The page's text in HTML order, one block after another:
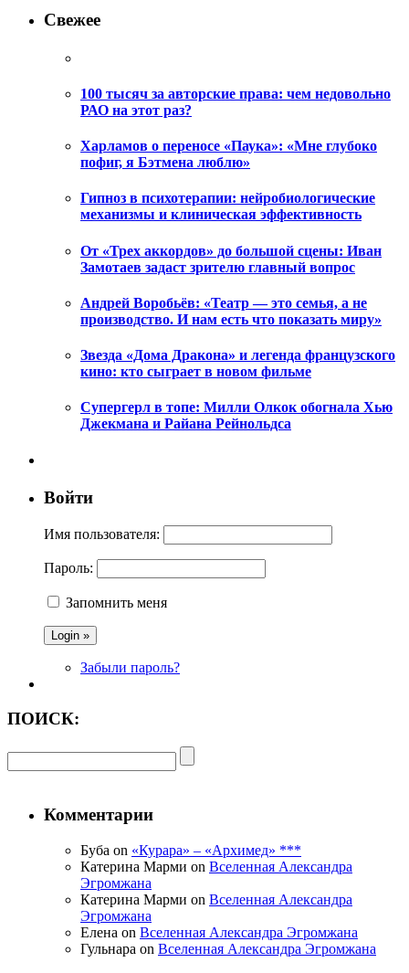
Свежее
100 тысяч за авторские права: чем недовольно
РАО на этот раз?
Харламов о переносе «Паука»: «Мне глубоко
пофиг, я Бэтмена люблю»
Гипноз в психотерапии: нейробиологические
механизмы и клиническая эффективность
От «Трех аккордов» до большой сцены: Иван
Замотаев задаст зрителю главный вопрос
Андрей Воробьёв: «Театр — это семья, а не
производство. И нам есть что показать миру»
Звезда «Дома Дракона» и легенда французского
кино: кто сыграет в новом фильме
Супергерл в топе: Милли Олкок обогнала Хью
Джекмана и Райана Рейнольдса
Войти
Имя пользователя:
Пароль:
Запомнить меня
Забыли пароль?
ПОИСК:
Комментарии
Буба on «Курара» – «Архимед» ***
Катерина Марми on Вселенная Александра
Эгромжана
Катерина Марми on Вселенная Александра
Эгромжана
Елена on Вселенная Александра Эгромжана
Гульнара on Вселенная Александра Эгромжана